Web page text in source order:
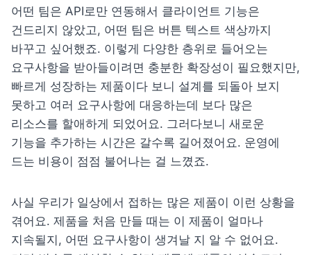
어떤 팀은 API로만 연동해서 클라이언트 기능은
건드리지 않았고, 어떤 팀은 버튼 텍스트 색상까지
바꾸고 싶어했죠. 이렇게 다양한 층위로 들어오는
요구사항을 받아들이려면 충분한 확장성이 필요했지만,
빠르게 성장하는 제품이다 보니 설계를 되돌아 보지
못하고 여러 요구사항에 대응하는데 보다 많은
리소스를 할애하게 되었어요. 그러다보니 새로운
기능을 추가하는 시간은 갈수록 길어졌어요. 운영에
드는 비용이 점점 불어나는 걸 느꼈죠.
사실 우리가 일상에서 접하는 많은 제품이 이런 상황을
겪어요. 제품을 처음 만들 때는 이 제품이 얼마나
지속될지, 어떤 요구사항이 생겨날 지 알 수 없어요.